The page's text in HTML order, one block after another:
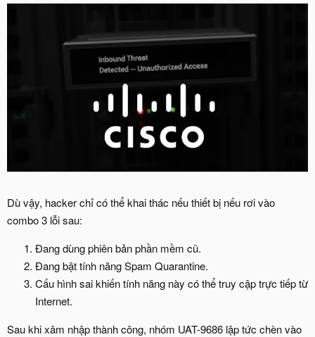
Dù vậy, hacker chỉ có thể khai thác nếu thiết bị nếu rơi vào
combo 3 lỗi sau:
Đang dùng phiên bản phần mềm cũ.
Đang bật tính năng Spam Quarantine.
Cấu hình sai khiến tính năng này có thể truy cập trực tiếp từ
Internet.
Sau khi xâm nhập thành công, nhóm UAT-9686 lập tức chèn vào